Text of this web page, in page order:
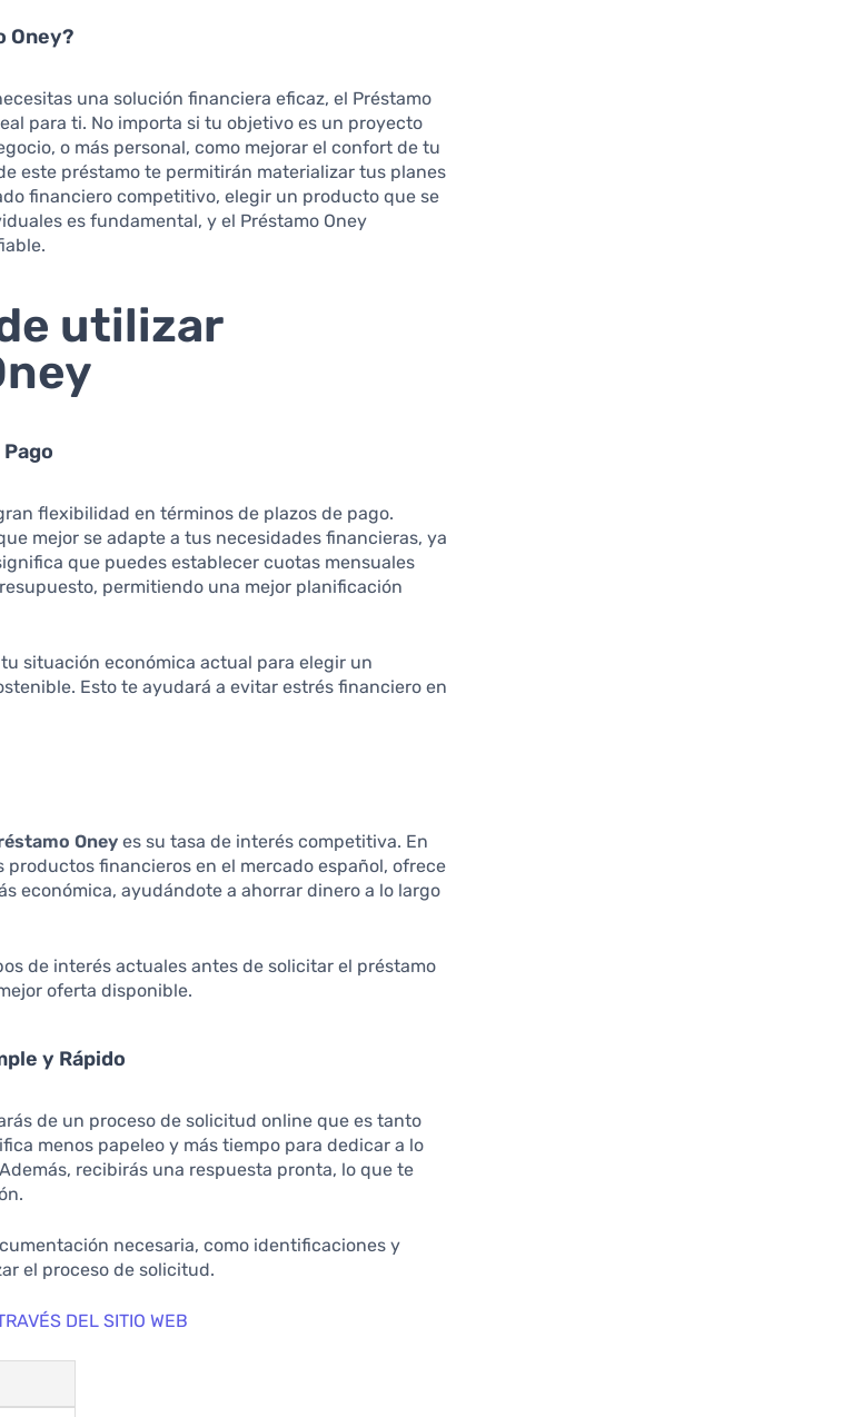
Oney?
una solución financiera eficaz, el Préstamo
para ti. No importa si tu objetivo es un proyecto
o más personal, como mejorar el confort de tu
este préstamo te permitirán materializar tus planes
financiero competitivo, elegir un producto que se
es fundamental, y el Préstamo Oney
utilizar
flexibilidad en términos de plazos de pago.
mejor se adapte a tus necesidades financieras, ya
que puedes establecer cuotas mensuales
permitiendo una mejor planificación
situación económica actual para elegir un
Esto te ayudará a evitar estrés financiero en
Oney es su tasa de interés competitiva. En
financieros en el mercado español, ofrece
económica, ayudándote a ahorrar dinero a lo largo
de interés actuales antes de solicitar el préstamo
oferta disponible.
y Rápido
de un proceso de solicitud online que es tanto
menos papeleo y más tiempo para dedicar a lo
recibirás una respuesta pronta, lo que te
necesaria, como identificaciones y
el proceso de solicitud.
DEL SITIO WEB